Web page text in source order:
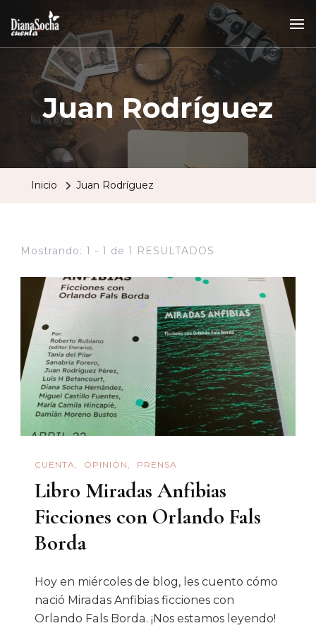
Juan Rodríguez
Inicio Juan Rodríguez
Mostrando: 1 - 1 de 1 RESULTADOS
CUENTA OPINIÓN PRENSA
Libro Miradas Anfibias
Ficciones con Orlando Fals
Borda
Hoy en miércoles de blog, les cuento cómo
nació Miradas Anfibias ficciones con
Orlando Fals Borda. ¡Nos estamos leyendo!